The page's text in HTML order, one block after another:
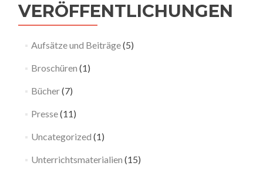
Kontext
VERÖFFENTLICHUNGEN
Aufsätze und Beiträge(5)
Broschüren (1)
Bücher(7)
Presse(11)
Uncategorized (1)
Unterrichtsmaterialien (15)